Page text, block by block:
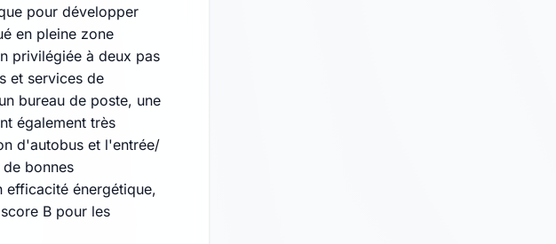
pour développer
en pleine zone
privilégiée à deux pas
et services de
bureau de poste, une
également très
d'autobus et l'entrée/
bonnes
efficacité énergétique,
B pour les